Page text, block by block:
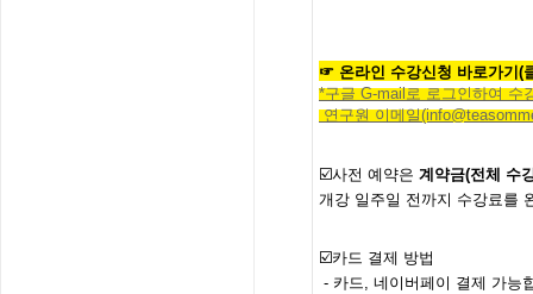
☞ 온라인 수강신청 바로가기(
*구글G-mail로 로그인하여 수
연구원 이메일
☑️사전 예약은 계약금(전체 수
개강 일주일 전까지 수강료를
☑️카드 결제 방법
- 카드, 네이버페이 결제 가능